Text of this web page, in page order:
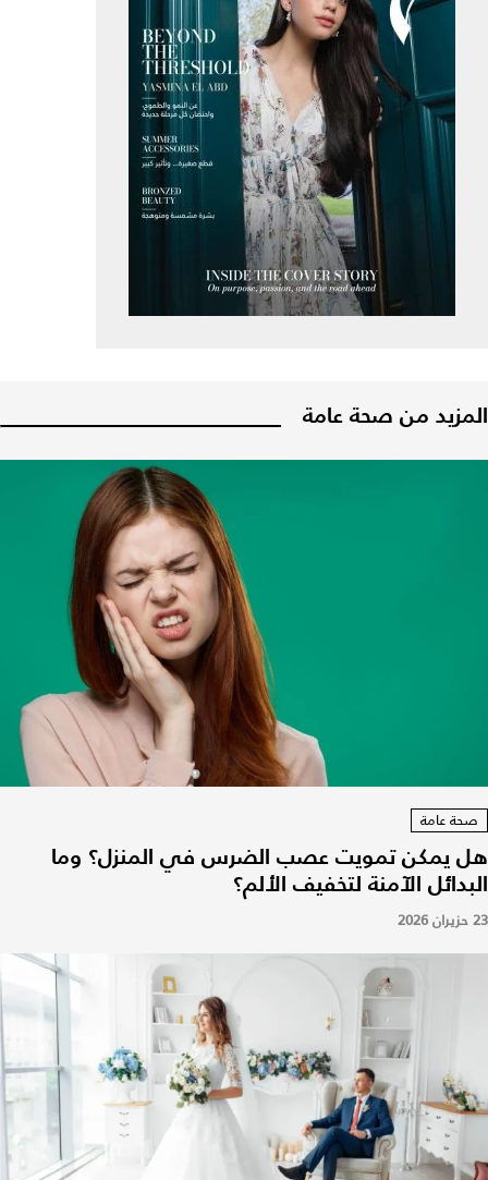
المزيد من صحة عامة
صحة عامة
هل يمكن تمويت عصب الضرس في المنزل؟ وما
البدائل الآمنة لتخفيف الألم؟
23 حزيران 2026